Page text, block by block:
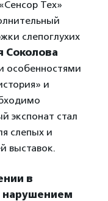
Тех»
слепоглухих
Соколова
особенностями
и
экспонат стал
слепых и
выставок.
в
нарушением